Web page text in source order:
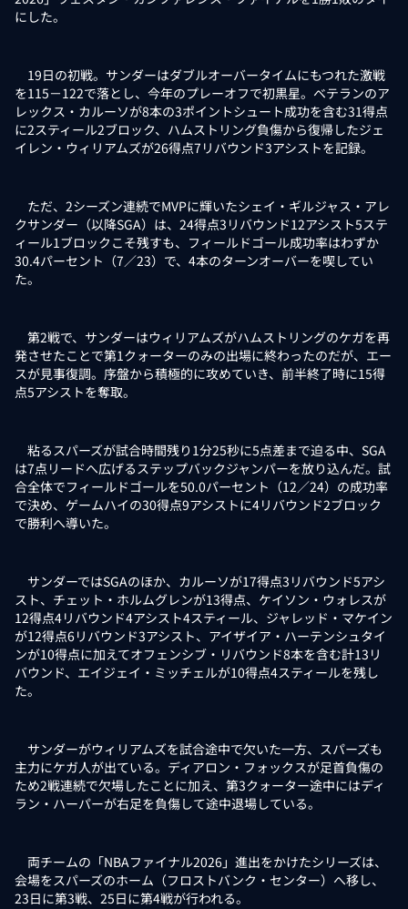
にした。
19日の初戦。サンダーはダブルオーバータイムにもつれた激戦
を115－122で落とし、今年のプレーオフで初黒星。ベテランのア
レックス・カルーソが8本の3ポイントシュート成功を含む31得点
に2スティール2ブロック、ハムストリング負傷から復帰したジェ
イレン・ウィリアムズが26得点7リバウンド3アシストを記録。
ただ、2シーズン連続でMVPに輝いたシェイ・ギルジャス・アレ
クサンダー（以降SGA）は、24得点3リバウンド12アシスト5ステ
ィール1ブロックこそ残すも、フィールドゴール成功率はわずか
30.4パーセント（7／23）で、4本のターンオーバーを喫してい
た。
第2戦で、サンダーはウィリアムズがハムストリングのケガを再
発させたことで第1クォーターのみの出場に終わったのだが、エー
スが見事復調。序盤から積極的に攻めていき、前半終了時に15得
点5アシストを奪取。
粘るスパーズが試合時間残り1分25秒に5点差まで迫る中、SGA
は7点リードへ広げるステップバックジャンパーを放り込んだ。試
合全体でフィールドゴールを50.0パーセント（12／24）の成功率
で決め、ゲームハイの30得点9アシストに4リバウンド2ブロック
で勝利へ導いた。
サンダーではSGAのほか、カルーソが17得点3リバウンド5アシ
スト、チェット・ホルムグレンが13得点、ケイソン・ウォレスが
12得点4リバウンド4アシスト4スティール、ジャレッド・マケイン
が12得点6リバウンド3アシスト、アイザイア・ハーテンシュタイ
ンが10得点に加えてオフェンシブ・リバウンド8本を含む計13リ
バウンド、エイジェイ・ミッチェルが10得点4スティールを残し
た。
サンダーがウィリアムズを試合途中で欠いた一方、スパーズも
主力にケガ人が出ている。ディアロン・フォックスが足首負傷の
ため2戦連続で欠場したことに加え、第3クォーター途中にはディ
ラン・ハーパーが右足を負傷して途中退場している。
両チームの「NBAファイナル2026」進出をかけたシリーズは、
会場をスパーズのホーム（フロストバンク・センター）へ移し、
23日に第3戦、25日に第4戦が行われる。